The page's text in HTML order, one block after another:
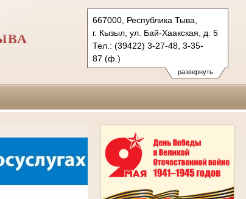
развернуть
667000, Республика Тыва,
г. Кызыл, ул. Бай-Хаакская, д. 5
Тел.: (39422) 3-27-48, 3-35-
87 (ф.)
kizilskiy-g.tva@sudrf.ru
показать на карте